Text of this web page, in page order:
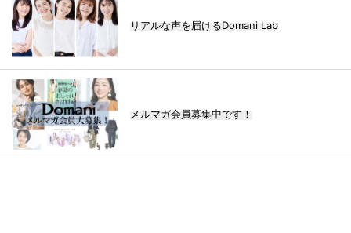
リアルな声を届けるDomani Lab
メルマガ会員募集中です！